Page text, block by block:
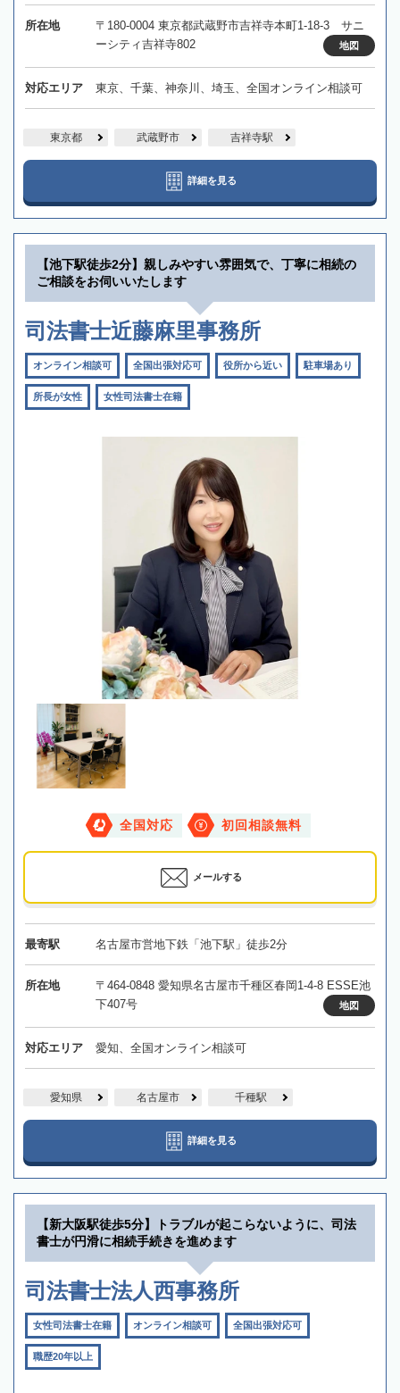
所在地
〒180-0004 東京都武蔵野市吉祥寺本町1-18-3 サニ
ーシティ吉祥寺802
地図
対応エリア 東京、千葉、神奈川、埼玉、全国オンライン相談可
東京都 武蔵野市 吉祥寺駅
詳細を見る
【池下駅徒歩2分】親しみやすい雰囲気で、丁寧に相続の
ご相談をお伺いいたします
司法書士近藤麻里事務所
オンライン相談可 全国出張対応可 役所から近い 駐車場あり
所長が女性 女性司法書士在籍
全国対応 初回相談無料
メールする
最寄駅 名古屋市営地下鉄「池下駅」徒歩2分
所在地
〒464-0848 愛知県名古屋市千種区春岡1-4-8 ESSE池
下407号
地図
対応エリア 愛知、全国オンライン相談可
愛知県 名古屋市 千種駅
詳細を見る
【新大阪駅徒歩5分】トラブルが起こらないように、司法
書士が円滑に相続手続きを進めます
司法書士法人西事務所
女性司法書士在籍 オンライン相談可 全国出張対応可
職歴20年以上